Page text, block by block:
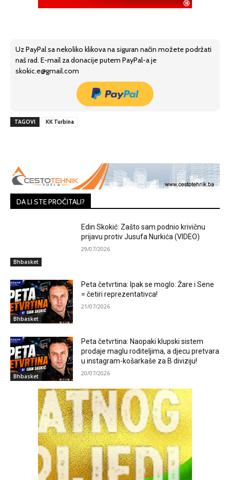
Uz PayPal sa nekoliko klikova na siguran način možete podržati
naš rad. E-mail za donacije putem PayPal-a je
skokic.e@gmail.com
TAGOVI KK Turbina
DA LI STE PROČITALI?
Bhbasket
Edin Skokić: Zašto sam podnio krivičnu
prijavu protiv Jusufa Nurkića (VIDEO)
29/07/2026
Bhbasket
Peta četvrtina: Ipak se moglo: Žare i Sene
= četiri reprezentativca!
21/07/2026
Bhbasket
Peta četvrtina: Naopaki klupski sistem
prodaje maglu roditeljima, a djecu pretvara
u instagram-košarkaše za B diviziju!
20/07/2026